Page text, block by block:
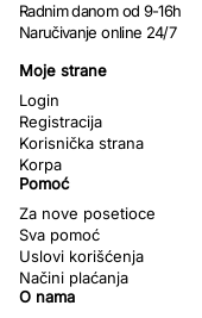
Radnim danom od 9-16h
Naručivanje online 24/7
Moje strane
Login
Registracija
Korisnička strana
Korpa
Pomoć
Za nove posetioce
Sva pomoć
Uslovi korišćenja
Načini plaćanja
O nama